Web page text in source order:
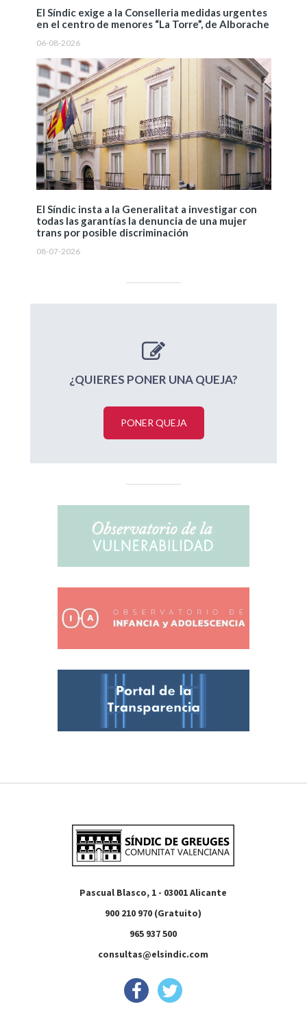
El Síndic exige a la Conselleria medidas urgentes
en el centro de menores “La Torre”, de Alborache
06-08-2026
El Síndic insta a la Generalitat a investigar con
todas las garantías la denuncia de una mujer
trans por posible discriminación
08-07-2026
¿QUIERES PONER UNA QUEJA?
PONER QUEJA
Pascual Blasco, 1 - 03001 Alicante
900 210 970 (Gratuito)
965 937 500
consultas@elsindic.com